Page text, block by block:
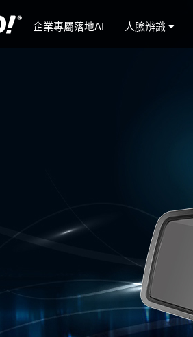
企業專屬落地AI 人臉辨識